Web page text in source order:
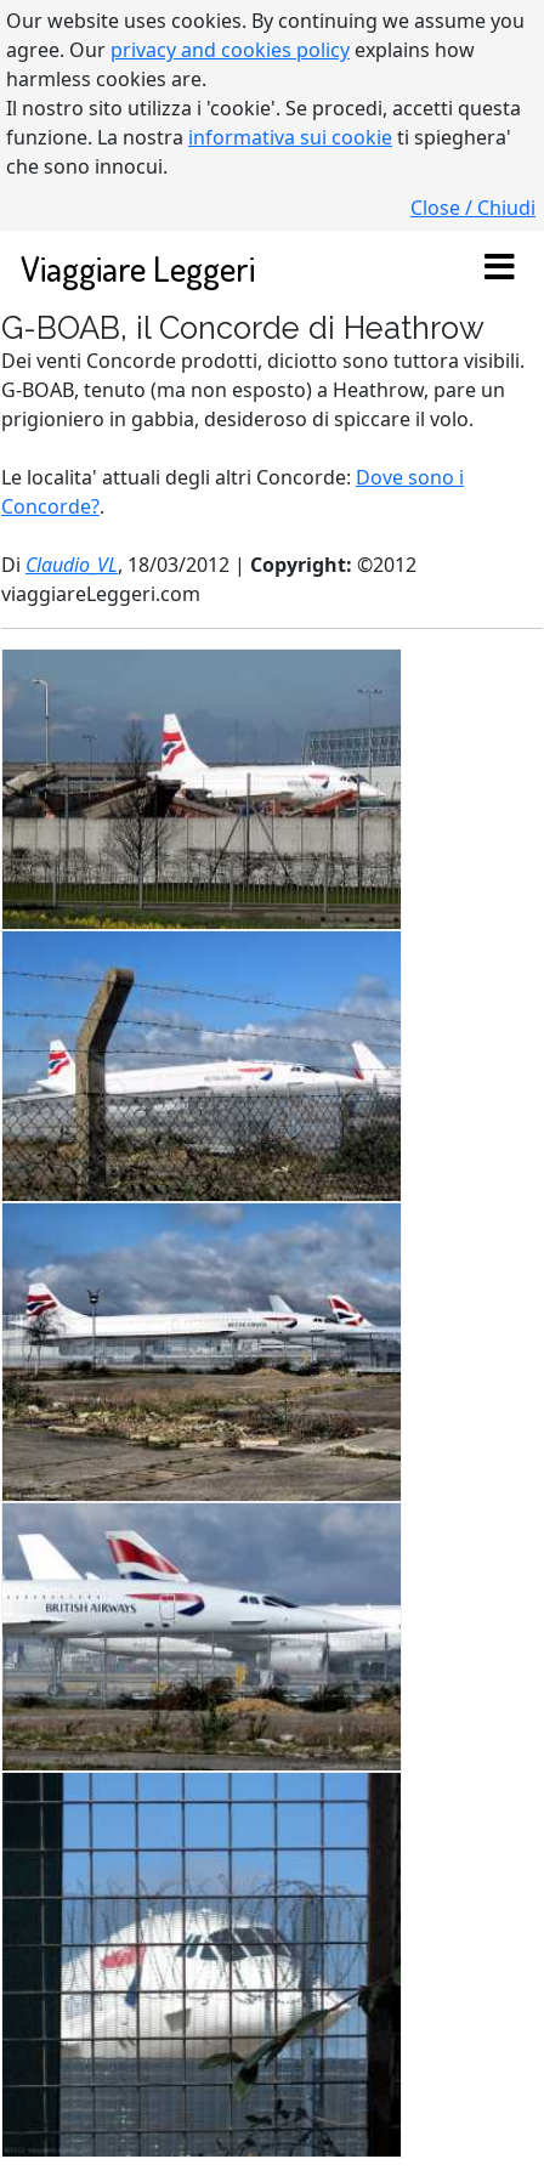
Our website uses cookies. By continuing we assume you
agree. Our privacy and cookies policy explains how
harmless cookies are.
Il nostro sito utilizza i 'cookie'. Se procedi, accetti questa
funzione. La nostra informativa sui cookieti spieghera'
che sono innocui.
Close / Chiudi
Viaggiare Leggeri
G-BOAB, il Concorde di Heathrow
Dei venti Concorde prodotti, diciotto sono tuttora visibili.
G-BOAB, tenuto (ma non esposto) a Heathrow, pare un
prigioniero in gabbia, desideroso di spiccare il volo.
Le localita' attuali degli altri Concorde: Dove sono i
Concorde?.
Di Claudio_VL, 18/03/2012 | Copyright: ©2012
viaggiareLeggeri.com